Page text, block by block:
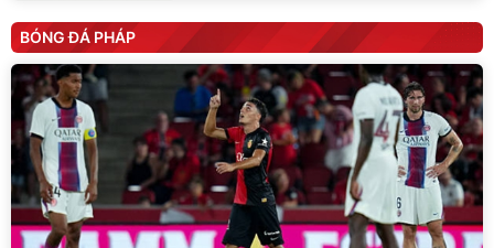
BÓNG ĐÁ PHÁP